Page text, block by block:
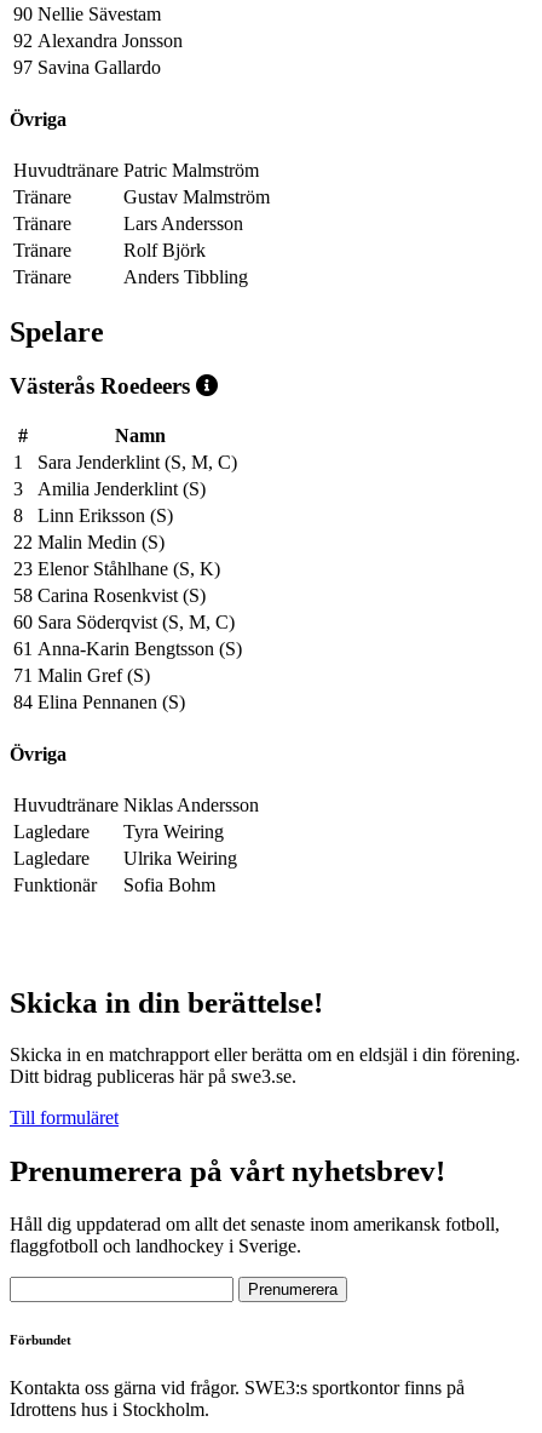
90 Nellie Sävestam
92 Alexandra Jonsson
97 Savina Gallardo
Övriga
Huvudtränare Patric Malmström
Tränare
Gustav Malmström
Tränare
Lars Andersson
Tränare
Rolf Björk
Tränare
Anders Tibbling
Spelare
Västerås Roedeers
#
Namn
1
Sara Jenderklint (S, M, C)
3
Amilia Jenderklint (S)
8
Linn Eriksson (S)
22 Malin Medin (S)
23 Elenor Ståhlhane (S, K)
58 Carina Rosenkvist (S)
60 Sara Söderqvist (S, M, C)
61 Anna-Karin Bengtsson (S)
71 Malin Gref (S)
84 Elina Pennanen (S)
Övriga
Huvudtränare Niklas Andersson
Lagledare
Tyra Weiring
Lagledare
Ulrika Weiring
Funktionär
Sofia Bohm
Skicka in din berättelse!
Skicka in en matchrapport eller berätta om en eldsjäl i din förening.
Ditt bidrag publiceras här på swe3.se.
Till formuläret
Prenumerera på vårt nyhetsbrev!
Håll dig uppdaterad om allt det senaste inom amerikansk fotboll,
flaggfotboll och landhockey i Sverige.
Förbundet
Kontakta oss gärna vid frågor. SWE3:s sportkontor finns på
Idrottens hus i Stockholm.